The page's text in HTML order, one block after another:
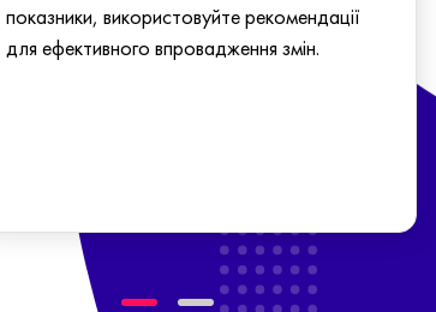
показники, використовуйте рекомендації
для ефективного впровадження змін.